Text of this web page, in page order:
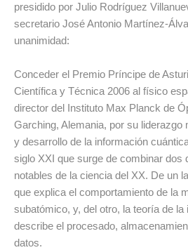
presidido por Julio Rodríguez
secretario José Antonio Martínez-
unanimidad:
Conceder el Premio Príncipe de
Científica y Técnica 2006 al físico
director del Instituto Max Planck de
Garching, Alemania, por su liderazgo
y desarrollo de la información
siglo XXI que surge de combinar dos
notables de la ciencia del XX. De un
que explica el comportamiento de la
subatómico, y, del otro, la teoría de la
describe el procesado,
datos.